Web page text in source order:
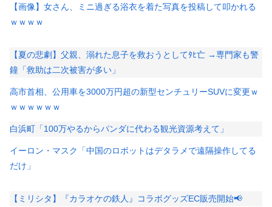
【画像】女さん、ミニ過ぎる浴衣を着た写真を投稿して叩かれる
ｗｗｗｗ
【夏の悲劇】父親、溺れた息子を救おうとしてﾀﾋ亡 →専門家も警
鐘「救助は二次被害が多い」
高市首相、公用車を3000万円超の新型センチュリーSUVに変更ｗ
ｗｗｗｗｗｗ
白浜町「100万やるからパンダに代わる観光資源考えて」
イーロン・マスク「中国のロボットはデタラメで遠隔操作してる
だけ」
【ミリシタ】『カラオケの鉄人』コラボグッズEC販売開始📢